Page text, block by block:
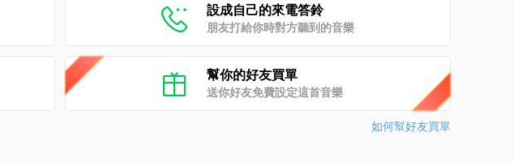
設成自己的來電答鈴
朋友打給你時對方聽到的音樂
幫你的好友買單
送你好友免費設定這首音樂
如何幫好友買單